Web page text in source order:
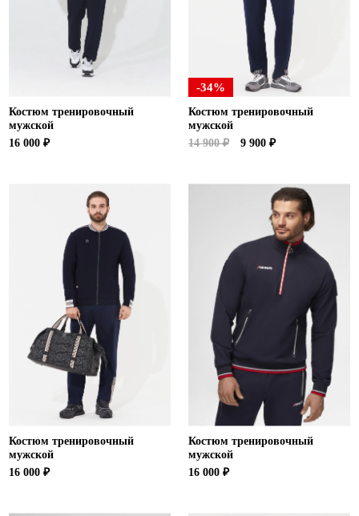
Костюм тренировочный
мужской
16 000 ₽
-34%
Костюм тренировочный
мужской
14 900 ₽
9 900 ₽
Костюм тренировочный
мужской
16 000 ₽
Костюм тренировочный
мужской
16 000 ₽